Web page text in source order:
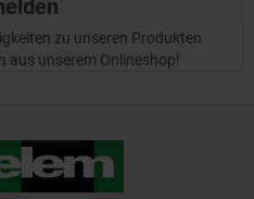
zu unseren Produkten
aus unserem Onlineshop!